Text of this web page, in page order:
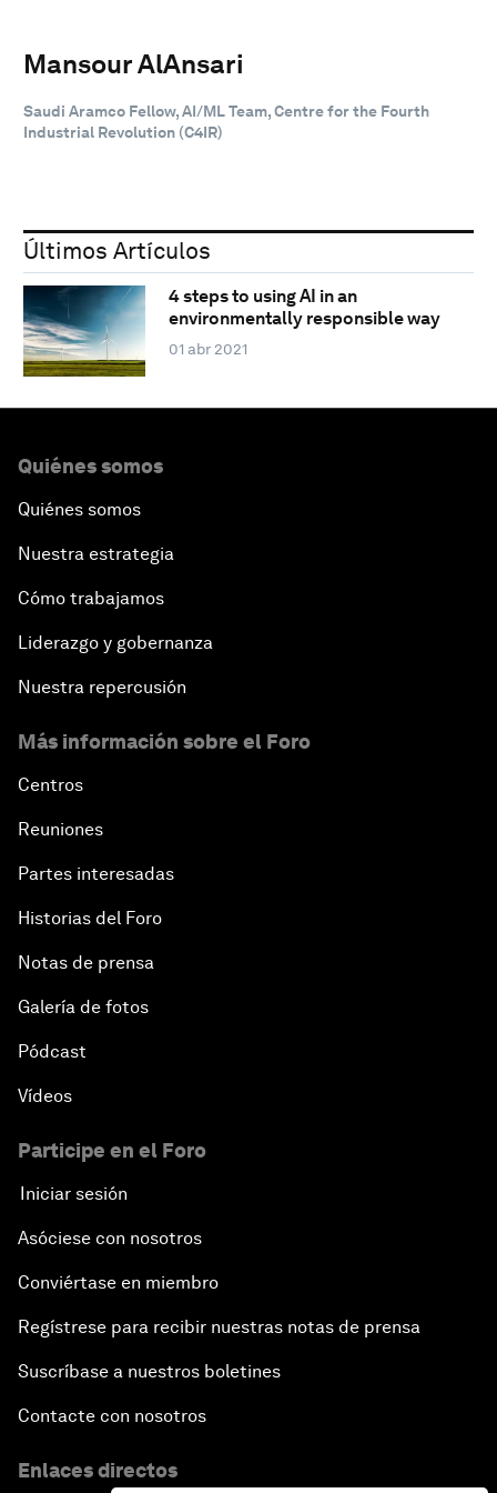
Mansour AlAnsari
Saudi Aramco Fellow, AI/ML Team, Centre for the Fourth
Industrial Revolution (C4IR)
Últimos Artículos
4 steps to using AI in an
environmentally responsible way
01 abr 2021
Quiénes somos
Quiénes somos
Nuestra estrategia
Cómo trabajamos
Liderazgo y gobernanza
Nuestra repercusión
Más información sobre el Foro
Centros
Reuniones
Partes interesadas
Historias del Foro
Notas de prensa
Galería de fotos
Pódcast
Vídeos
Participe en el Foro
Iniciar sesión
Asóciese con nosotros
Conviértase en miembro
Regístrese para recibir nuestras notas de prensa
Suscríbase a nuestros boletines
Contacte con nosotros
Enlaces directos